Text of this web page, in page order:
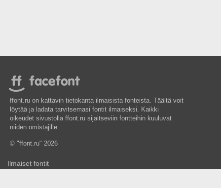
ffont.ru on kattavin tietokanta ilmaisista fonteista. Täältä voit
löytää ja ladata tarvitsemasi fontit ilmaiseksi. Kaikki
oikeudet sivustolla ffont.ru sijaitseviin fontteihin kuuluvat
niiden omistajille..
© "ffont.ru" 2026
Ilmaiset fontit